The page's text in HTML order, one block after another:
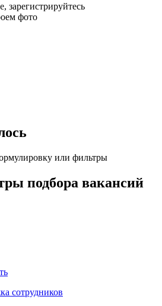
зарегистрируйтесь
фото
или фильтры
подбора вакансий
сотрудников